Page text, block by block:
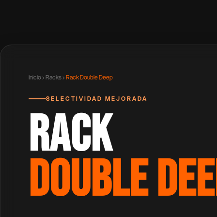
Inicio› Racks› Rack Double Deep
SELECTIVIDAD MEJORADA
RACK
DOUBLE